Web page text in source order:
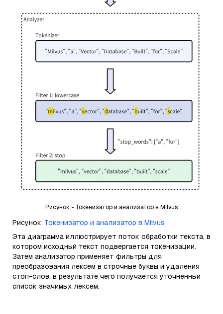
Рисунок - Токенизатор и анализатор в Milvus
Рисунок: Токенизатор и анализатор в Milvus
Эта диаграмма иллюстрирует поток обработки текста, в
котором исходный текст подвергается токенизации.
Затем анализатор применяет фильтры для
преобразования лексем в строчные буквы и удаления
стоп-слов, в результате чего получается уточненный
список значимых лексем.